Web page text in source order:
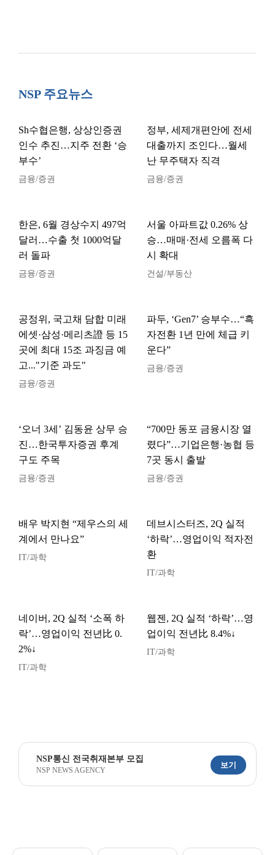
NSP 주요뉴스
Sh수협은행, 상상인증권
인수 추진…지주 전환 ‘승
부수’
금융/증권
정부, 세제개편안에 전세
대출까지 조인다…월세
난 무주택자 직격
금융/증권
한은, 6월 경상수지 497억
달러…수출 첫 1000억달
러 돌파
금융/증권
서울 아파트값 0.26% 상
승…매매·전세 오름폭 다
시 확대
건설/부동산
공정위, 국고채 담합 미래
에셋·삼성·메리츠證 등 15
곳에 최대 15조 과징금 예
고..."기준 과도"
금융/증권
파두, ‘Gen7’ 승부수…“흑
자전환 1년 만에 체급 키
운다”
금융/증권
‘오너 3세’ 김동윤 상무 승
진…한국투자증권 후계
구도 주목
금융/증권
“700만 동포 금융시장 열
렸다”…기업은행·농협 등
7곳 동시 출발
금융/증권
배우 박지현 “제우스의 세
계에서 만나요”
IT/과학
데브시스터즈, 2Q 실적
‘하락’…영업이익 적자전
환
IT/과학
네이버, 2Q 실적 ‘소폭 하
락’…영업이익 전년比 0.
2%↓
IT/과학
웹젠, 2Q 실적 ‘하락’…영
업이익 전년比 8.4%↓
IT/과학
NSP통신 전국취재본부 모집
NSP NEWS AGENCY
보기